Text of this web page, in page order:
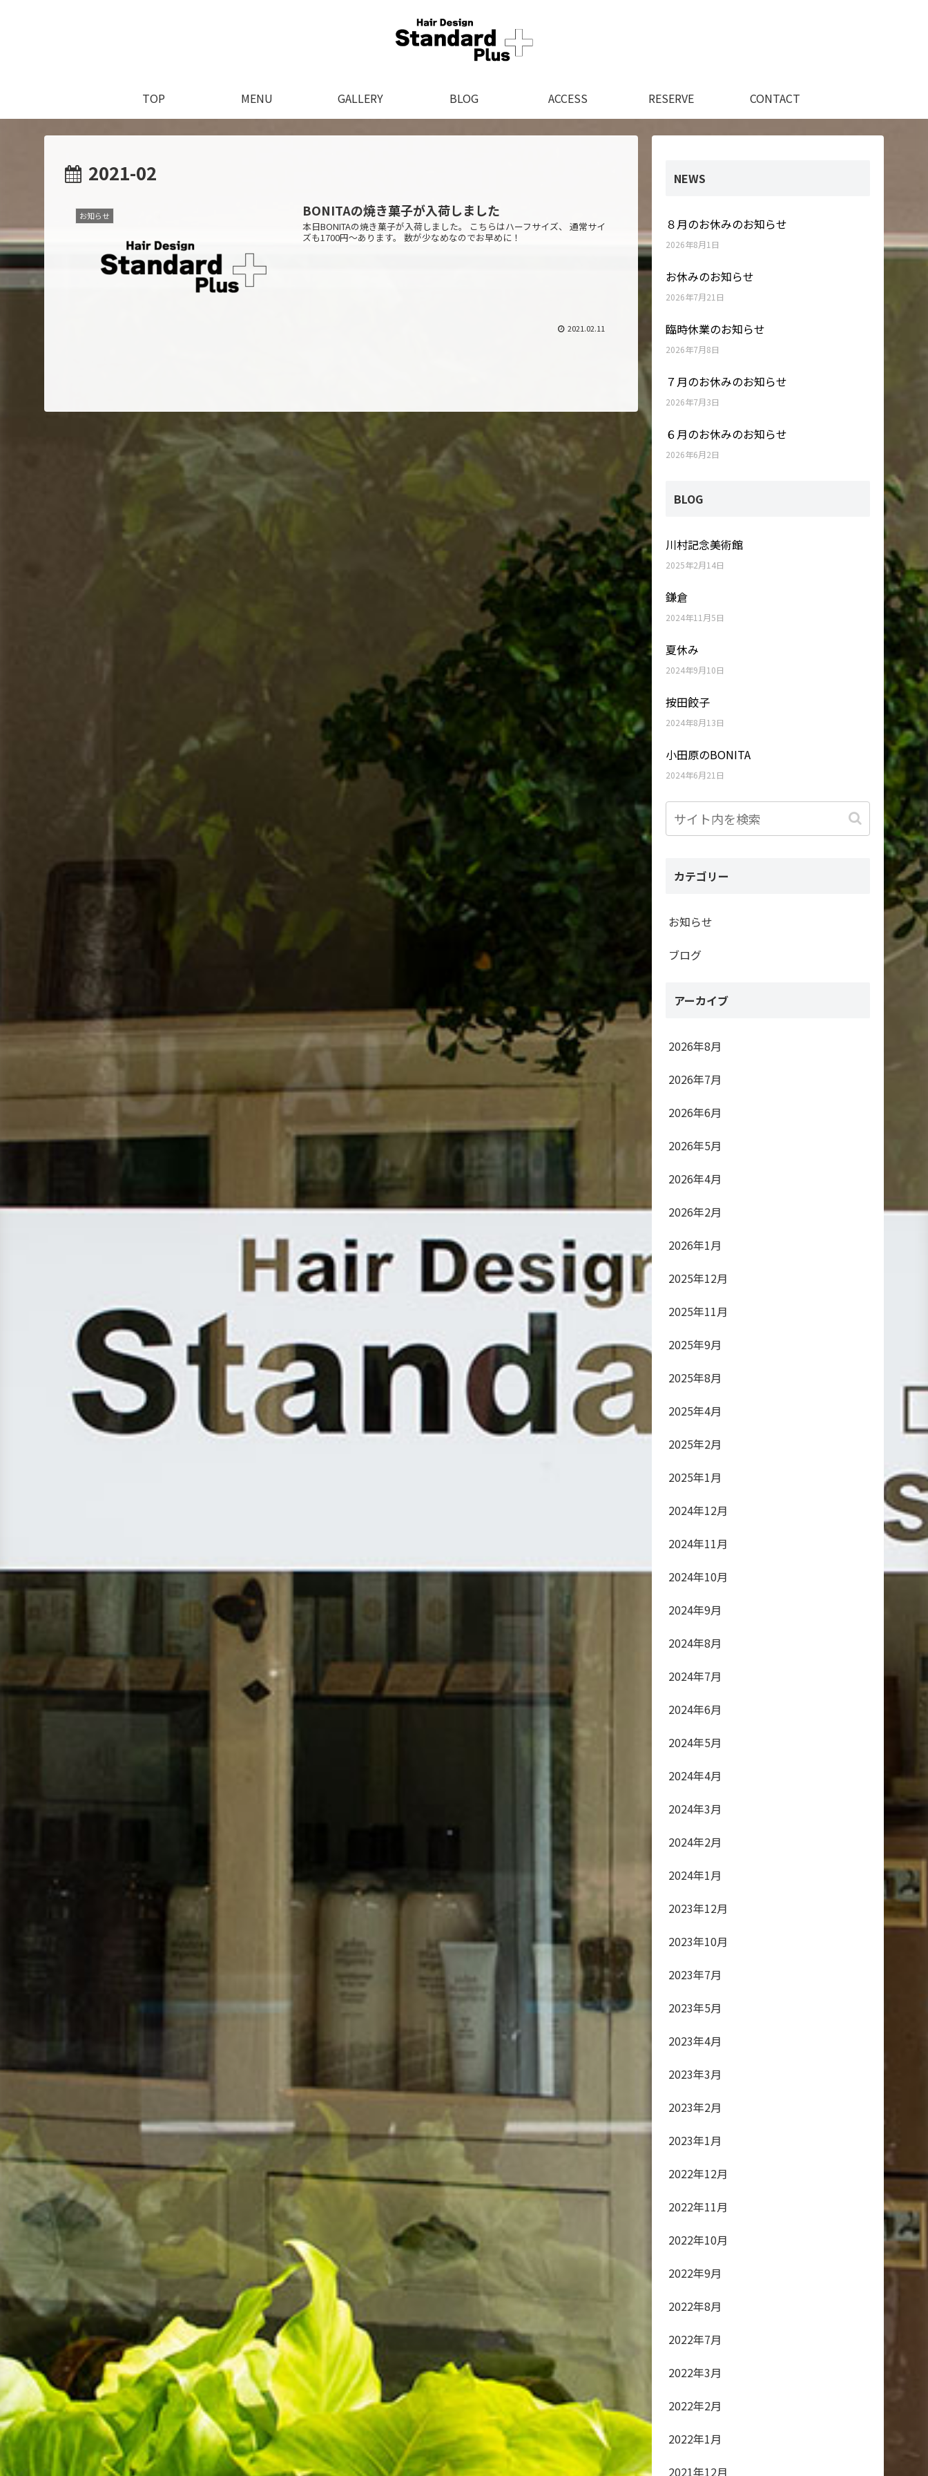
TOP MENU GALLERY BLOG ACCESS RESERVE CONTACT
2021-02
お知らせ BONITAの焼き菓子が入荷しました
本日BONITAの焼き菓子が入荷しました。 こちらはハーフサイズ、 通常サイ
ズも1700円〜あります。 数が少なめなのでお早めに！
2021.02.11
NEWS
８月のお休みのお知らせ
2026年8月1日
お休みのお知らせ
2026年7月21日
臨時休業のお知らせ
2026年7月8日
７月のお休みのお知らせ
2026年7月3日
６月のお休みのお知らせ
2026年6月2日
BLOG
川村記念美術館
2025年2月14日
鎌倉
2024年11月5日
夏休み
2024年9月10日
按田餃子
2024年8月13日
小田原のBONITA
2024年6月21日
カテゴリー
お知らせ
ブログ
アーカイブ
2026年8月
2026年7月
2026年6月
2026年5月
2026年4月
2026年2月
2026年1月
2025年12月
2025年11月
2025年9月
2025年8月
2025年4月
2025年2月
2025年1月
2024年12月
2024年11月
2024年10月
2024年9月
2024年8月
2024年7月
2024年6月
2024年5月
2024年4月
2024年3月
2024年2月
2024年1月
2023年12月
2023年10月
2023年7月
2023年5月
2023年4月
2023年3月
2023年2月
2023年1月
2022年12月
2022年11月
2022年10月
2022年9月
2022年8月
2022年7月
2022年3月
2022年2月
2022年1月
2021年12月